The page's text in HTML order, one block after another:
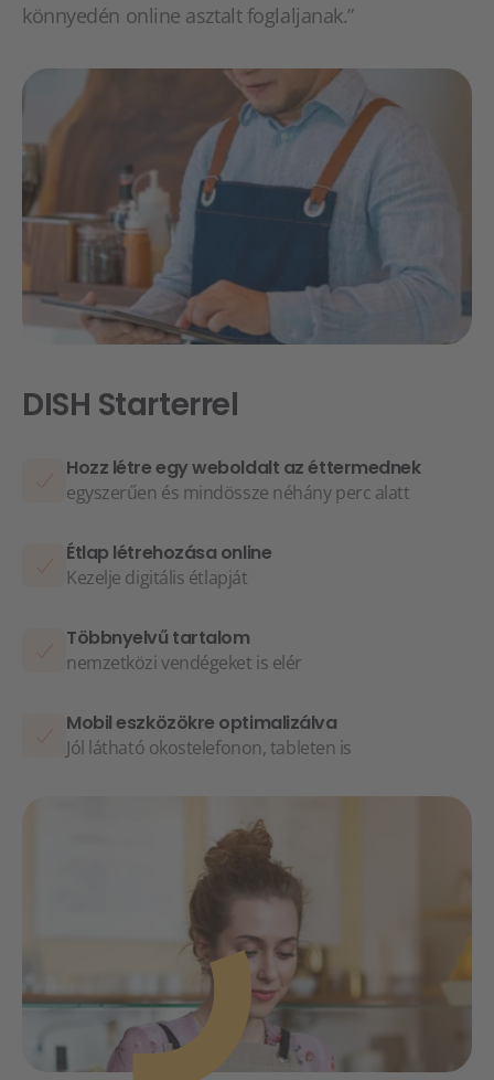
könnyedén online asztalt foglaljanak.”
DISH Starterrel
Hozz létre egy weboldalt az éttermednek
egyszerűen és mindössze néhány perc alatt
Étlap létrehozása online
Kezelje digitális étlapját
Többnyelvű tartalom
nemzetközi vendégeket is elér
Mobil eszközökre optimalizálva
Jól látható okostelefonon, tableten is